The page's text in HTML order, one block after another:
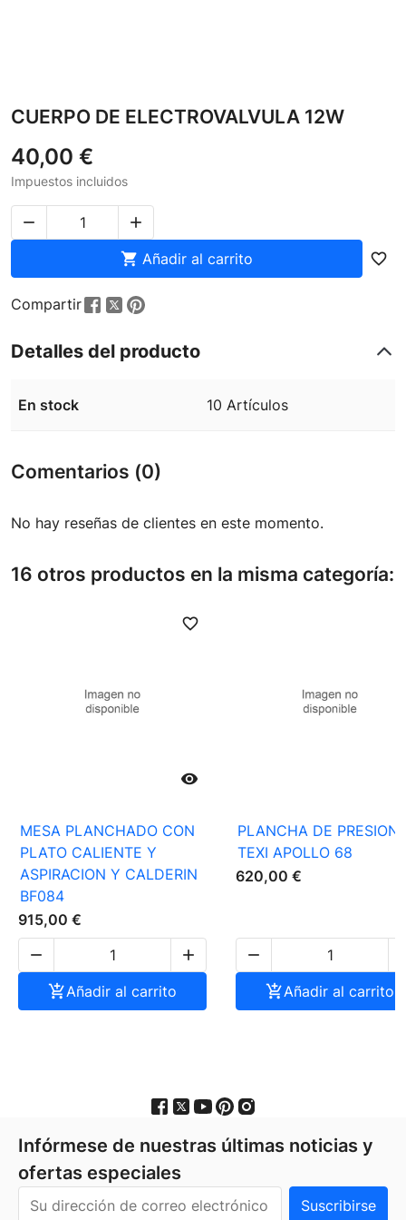
CUERPO DE ELECTROVALVULA 12W
40,00 €
Impuestos incluidos


 Añadir al carrito favorite_border
Compartir
Detalles del producto
En stock 10 Artículos
Comentarios (0)
No hay reseñas de clientes en este momento.
16 otros productos en la misma categoría:

favorite_border
MESA PLANCHADO CON
PLATO CALIENTE Y
ASPIRACION Y CALDERIN
BF084
915,00 €


Añadir al carrito
PLANCHA DE PRESION
TEXI APOLLO 68
620,00 €

Añadir al carrito
Infórmese de nuestras últimas noticias y
ofertas especiales